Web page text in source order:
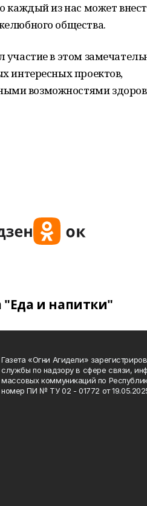
каждый из нас может
общества.
в этом
интересных проектов,
возможностями
"Еда и напитки"
Газета «Огни Агидели»
службы по надзору в сфере связи,
массовых коммуникаций по
номер ПИ № ТУ 02 - 01772 от